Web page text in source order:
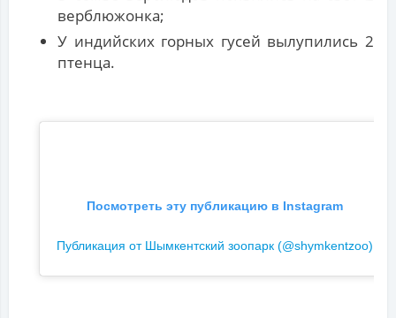
верблюжонка;
У индийских горных гусей вылупились 2
птенца.
Посмотреть эту публикацию в Instagram
Публикация от Шымкентский зоопарк (@shymkentzoo)